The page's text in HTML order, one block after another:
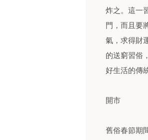
炸之。這一
門，而且要
氣，求得財
的送窮習俗
好生活的
開市
舊俗春節期